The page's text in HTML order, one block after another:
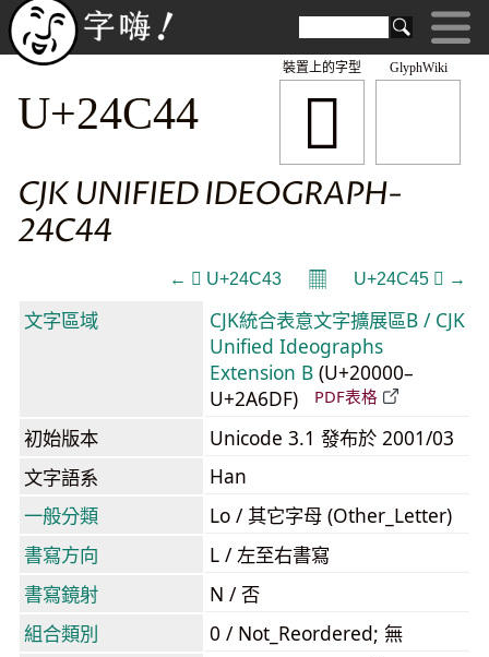
GlyphWiki
𤱄
裝置上的字型
U+24C44
CJK UNIFIED IDEOGRAPH-
24C44
← 𤱃 U+24C43 𝄜 U+24C45 𤱅 →
文字區域
CJK統合表意文字擴展區B / CJK
Unified Ideographs
Extension B (U+20000–
U+2A6DF)
PDF表格
初始版本
Unicode 3.1 發布於 2001/03
文字語系
Han
一般分類
Lo / 其它字母 (Other_Letter)
書寫方向
L / 左至右書寫
書寫鏡射
N / 否
組合類別
0 / Not_Reordered; 無